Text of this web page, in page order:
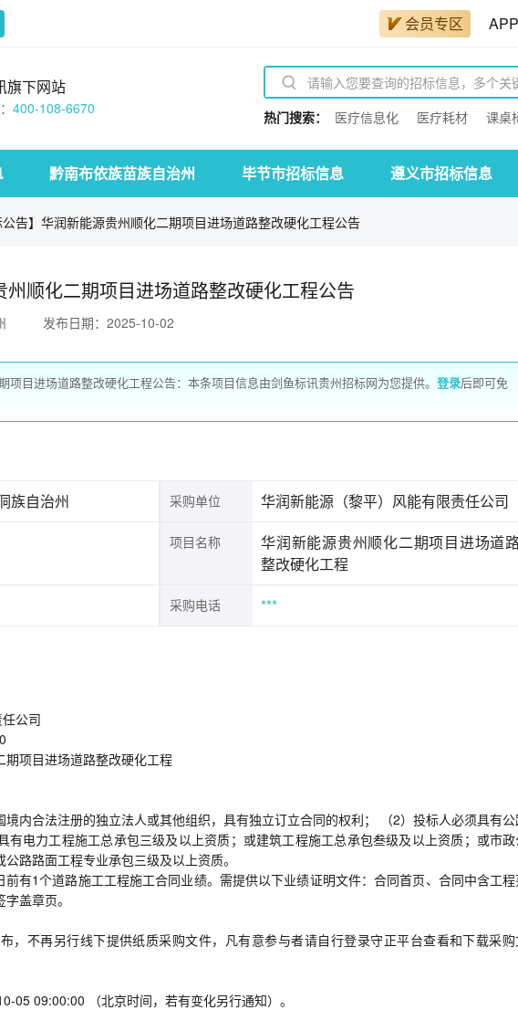
会员专区
旗下网站
400-108-6670 热门搜索： 医疗信息化 医疗耗材 课桌
黔南布依族苗族自治州 毕节市招标信息 遵义市招标信息
公告】华润新能源贵州顺化二期项目进场道路整改硬化工程公告
州顺化二期项目进场道路整改硬化工程公告
发布日期：2025-10-02
项目进场道路整改硬化工程公告：本条项目信息由剑鱼标讯贵州招标网为您提供。 登录后即可免
族自治州 采购单位 华润新能源（黎平）风能有限责任公司
项目名称
华润新能源贵州顺化二期项目进场道
整改硬化工程
采购电话 ***
公司
项目进场道路整改硬化工程
内合法注册的独立法人或其他组织，具有独立订立合同的权利； （2）投标人必须具有
有电力工程施工总承包三级及以上资质；或建筑工程施工总承包叁级及以上资质；或市
路路面工程专业承包三级及以上资质。
有1个道路施工工程施工合同业绩。需提供以下业绩证明文件：合同首页、合同中含工
盖章页。
，不再另行线下提供纸质采购文件，凡有意参与者请自行登录守正平台查看和下载采购
05 09:00:00 （北京时间，若有变化另行通知）。